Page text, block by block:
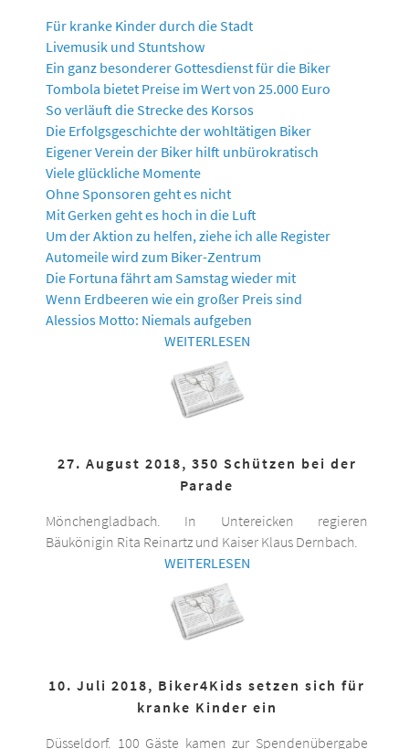
Für kranke Kinder durch die Stadt
Livemusik und Stuntshow
Ein ganz besonderer Gottesdienst für die Biker
Tombola bietet Preise im Wert von 25.000 Euro
So verläuft die Strecke des Korsos
Die Erfolgsgeschichte der wohltätigen Biker
Eigener Verein der Biker hilft unbürokratisch
Viele glückliche Momente
Ohne Sponsoren geht es nicht
Mit Gerken geht es hoch in die Luft
Um der Aktion zu helfen, ziehe ich alle Register
Automeile wird zum Biker-Zentrum
Die Fortuna fährt am Samstag wieder mit
Wenn Erdbeeren wie ein großer Preis sind
Alessios Motto: Niemals aufgeben
WEITERLESEN
27. August 2018, 350 Schützen bei der
Parade
Mönchengladbach. In Untereicken regieren
Bäukönigin Rita Reinartz und Kaiser Klaus Dernbach.
WEITERLESEN
10. Juli 2018, Biker4Kids setzen sich für
kranke Kinder ein
Düsseldorf. 100 Gäste kamen zur Spendenübergabe